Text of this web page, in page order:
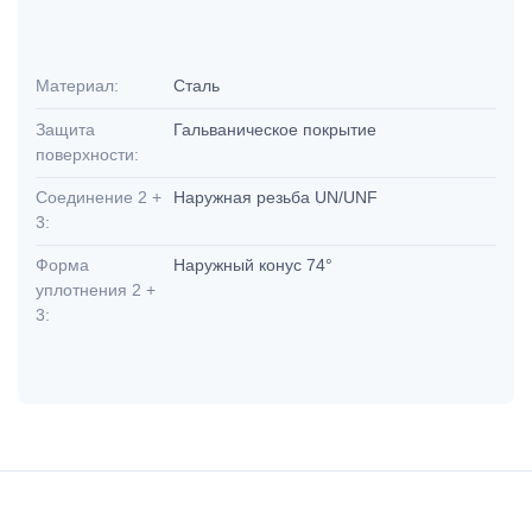
Материал: Сталь
Защита
поверхности:
Гальваническое покрытие
Соединение 2 +
3:
Наружная резьба UN/UNF
Форма
уплотнения 2 +
3:
Наружный конус 74°